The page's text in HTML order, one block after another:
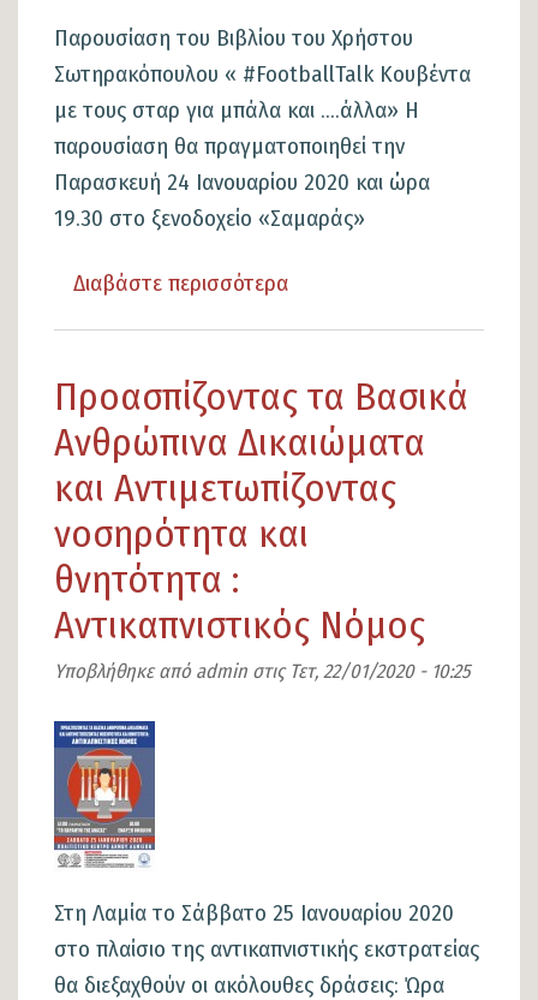
Παρουσίαση του Βιβλίου του Χρήστου
Σωτηρακόπουλου « #FootballTalk Κουβέντα
με τους σταρ για μπάλα και ….άλλα» Η
παρουσίαση θα πραγματοποιηθεί την
Παρασκευή 24 Ιανουαρίου 2020 και ώρα
19.30 στο ξενοδοχείο «Σαμαράς»
Διαβάστε περισσότερα
του
Βιβλίου
του
Χρήστου
Σωτηρακόπουλου
#FootballTalk
Κουβέντα
με
Προασπίζοντας τα Βασικά
Ανθρώπινα Δικαιώματα
και Αντιμετωπίζοντας
νοσηρότητα και
θνητότητα :
Αντικαπνιστικός Νόμος
Υποβλήθηκε από admin στις Τετ, 22/01/2020 - 10:25
Εικόνα
Στη Λαμία το Σάββατο 25 Ιανουαρίου 2020
στο πλαίσιο της αντικαπνιστικής εκστρατείας
θα διεξαχθούν οι ακόλουθες δράσεις: Ώρα